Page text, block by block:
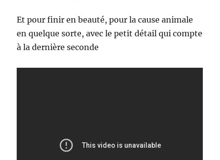
Et pour finir en beauté, pour la cause animale
en quelque sorte, avec le petit détail qui compte
à la dernière seconde